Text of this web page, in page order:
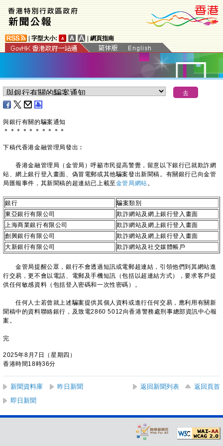
字型大小: 網頁指南
與銀行有關的騙案通知
＊ ＊ ＊ ＊ ＊ ＊ ＊ ＊ ＊ ＊
下稿代香港金融管理局發出︰
​香港金融管理局（金管局）呼籲市民提高警覺，留意以下銀行已就欺詐網
站、網上銀行登入畫面、偽冒電郵或其他騙案發出新聞稿。有關銀行已向金管
局匯報事件，其新聞稿的超連結已上載至金管局網站。
銀行
騙案類別
東亞銀行有限公司
欺詐網站及網上銀行登入畫面
上海商業銀行有限公司
欺詐網站及網上銀行登入畫面
創興銀行有限公司
欺詐網站及網上銀行登入畫面
大新銀行有限公司
欺詐網站及社交媒體帳戶
金管局提醒公眾，銀行不會透過短訊或電郵超連結，引領他們到其網站進
行交易，更不會以電話、電郵及手機短訊（包括以超連結方式），要求客戶提
供任何敏感資料（包括登入密碼和一次性密碼）。
任何人士若曾就上述騙案提供其個人資料或進行任何交易，應利用有關新
聞稿中的資料聯絡銀行，及致電2860 5012向香港警務處刑事總部資訊中心報
案。
完
2025年8月7日（星期四）
香港時間18時36分
新聞資料庫 昨日新聞 返回新聞列表
返回頁首
即日新聞